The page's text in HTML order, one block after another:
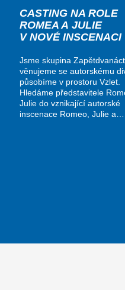
CASTING NA ROLE
ROMEA A JULIE
V NOVÉ INSCENACI
Jsme skupina Zapětdvanáct,
věnujeme se autorskému
působíme v prostoru Vzlet.
Hledáme představitele
Julie do vznikající autorské
inscenace Romeo, Julie a…